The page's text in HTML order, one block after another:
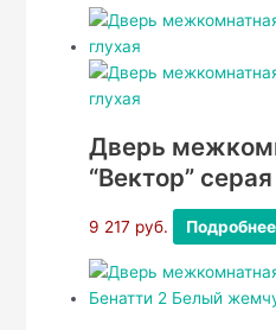
Дверь
“Вектор”
9 217 руб. Подробнее